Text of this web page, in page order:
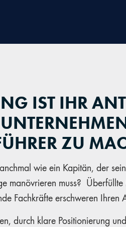
IST IHR
ZU
wie ein Kapitän, der
manövrieren muss?
Fachkräfte erschweren Ihren
durch klare Positionierung